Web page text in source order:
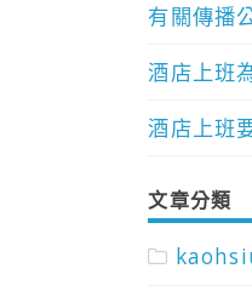
有關傳播
酒店上班
酒店上班
文章分類